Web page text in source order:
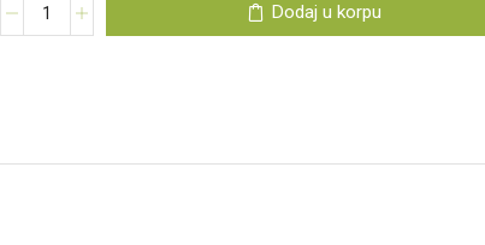
Dodaj u korpu